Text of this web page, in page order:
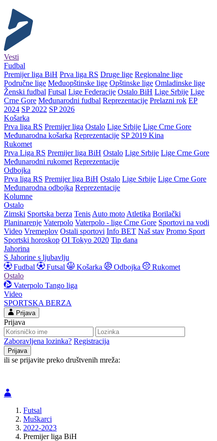
Vesti
Fudbal
Premijer liga BiH Prva liga RS Druge lige Regionalne lige
Područne lige Međuopštinske lige Opštinske lige Omladinske lige
Ženski fudbal Futsal Lige Federacije Ostalo BiH Lige Srbije Lige
Crne Gore Međunarodni fudbal Reprezentacije Prelazni rok EP
2024 SP 2022 SP 2026
Košarka
Prva liga RS Premijer liga Ostalo Lige Srbije Lige Crne Gore
Međunarodna košarka Reprezentacije SP 2019 Kina
Rukomet
Prva Liga RS Premijer liga BiH Ostalo Lige Srbije Lige Crne Gore
Međunarodni rukomet Reprezentacije
Odbojka
Prva liga RS Premijer liga BiH Ostalo Lige Srbije Lige Crne Gore
Međunarodna odbojka Reprezentacije
Kolumne
Ostalo
Zimski Sportska berza Tenis Auto moto Atletika Borilački
Planinarenje Vaterpolo Vaterpolo - lige Crne Gore Sportovi na vodi
Video Vremeplov Ostali sportovi Info BET Naš stav Promo Sport
Sportski horoskop OI Tokyo 2020 Tip dana
Jahorina
S Jahorine s ljubavlju
Fudbal
Futsal Košarka Odbojka
Rukomet
Ostalo
Vaterpolo Tango liga
Video
SPORTSKA BERZA
Prijava
Prijava
Zaboravljena lozinka? Registracija
ili se prijavite preko društvenih mreža:
Futsal
Muškarci
2022-2023
Premijer liga BiH